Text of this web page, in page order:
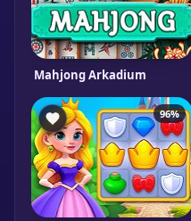
Mahjong Arkadium
96%